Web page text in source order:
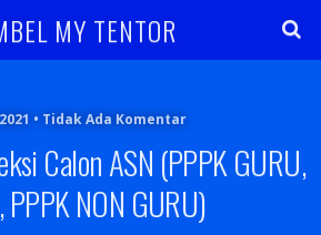
MY TENTOR
• Tidak Ada Komentar
Calon ASN (PPPK GURU,
PPPK NON GURU)